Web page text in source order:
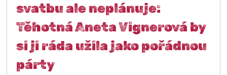
svatbu ale neplánuje:
Těhotná Aneta Vignerová by
si ji ráda užila jako pořádnou
párty